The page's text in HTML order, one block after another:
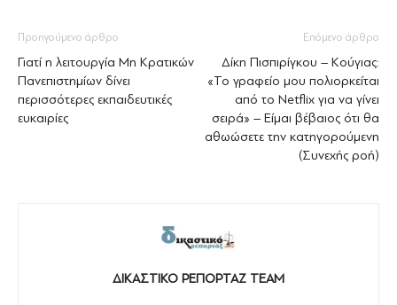
Προηγούμενο άρθρο
Γιατί η λειτουργία Μη Κρατικών
Πανεπιστημίων δίνει
περισσότερες εκπαιδευτικές
ευκαιρίες
Επόμενο άρθρο
Δίκη Πισπιρίγκου – Κούγιας:
«Το γραφείο μου πολιορκείται
από το Netflix για να γίνει
σειρά» – Είμαι βέβαιος ότι θα
αθωώσετε την κατηγορούμενη
(Συνεχής ροή)
ΔΙΚΑΣΤΙΚΟ ΡΕΠΟΡΤΑΖ TEAM